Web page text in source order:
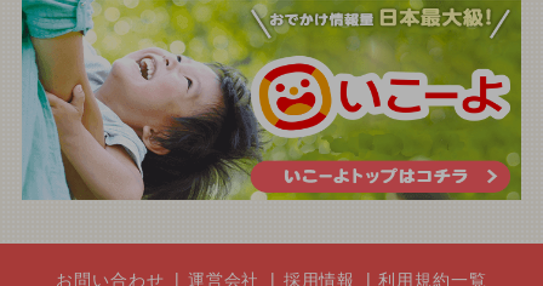
お問い合わせ 運営会社 採用情報 利用規約一覧